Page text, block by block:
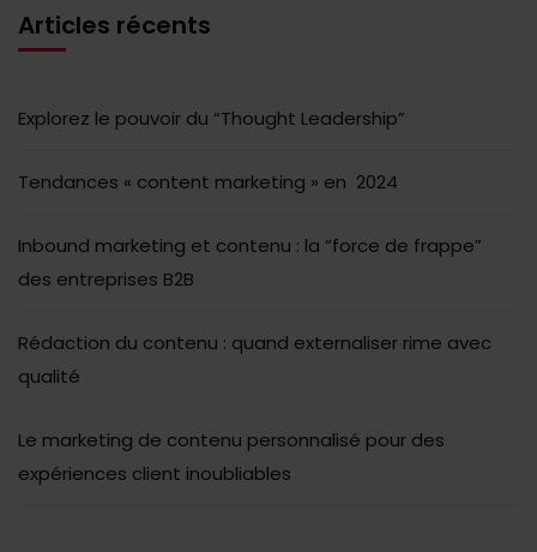
Articles récents
Explorez le pouvoir du “Thought Leadership”
Tendances « content marketing » en 2024
Inbound marketing et contenu : la “force de frappe”
des entreprises B2B
Rédaction du contenu : quand externaliser rime avec
qualité
Le marketing de contenu personnalisé pour des
expériences client inoubliables